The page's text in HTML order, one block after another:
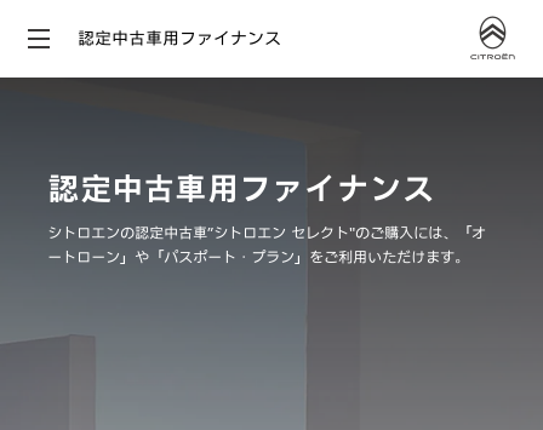
認定中古車用ファイナンス
認定中古車用ファイナンス
シトロエンの認定中古車”シトロエン セレクト"のご購入には、「オ
ートローン」や「パスポート・プラン」をご利用いただけます。